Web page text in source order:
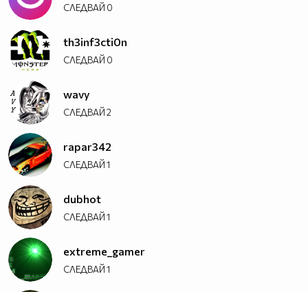
СЛЕДВАЙ 0
th3inf3cti0n
СЛЕДВАЙ 0
wavy
СЛЕДВАЙ2
rapar342
СЛЕДВАЙ1
dubhot
СЛЕДВАЙ1
extreme_gamer
СЛЕДВАЙ1